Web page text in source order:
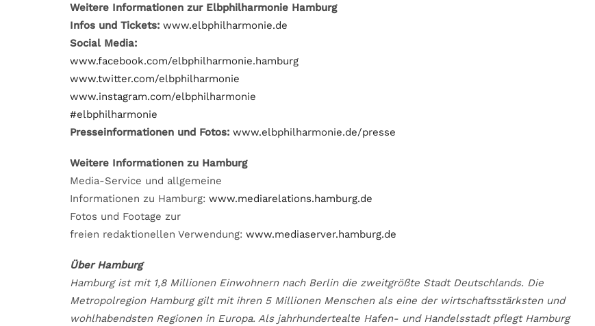
Weitere Informationen zur Elbphilharmonie Hamburg
Infos und Tickets: www.elbphilharmonie.de
Social Media:
www.facebook.com/elbphilharmonie.hamburg
www.twitter.com/elbphilharmonie
www.instagram.com/elbphilharmonie
#elbphilharmonie
Presseinformationen und Fotos: www.elbphilharmonie.de/presse
Weitere Informationen zu Hamburg
Media-Service und allgemeine
Informationen zu Hamburg: www.mediarelations.hamburg.de
Fotos und Footage zur
freien redaktionellen Verwendung: www.mediaserver.hamburg.de
Über Hamburg
Hamburg ist mit 1,8 Millionen Einwohnern nach Berlin die zweitgrößte Stadt Deutschlands. Die
Metropolregion Hamburg gilt mit ihren 5 Millionen Menschen als eine der wirtschaftsstärksten und
wohlhabendsten Regionen in Europa. Als jahrhundertealte Hafen- und Handelsstadt pflegt Hamburg